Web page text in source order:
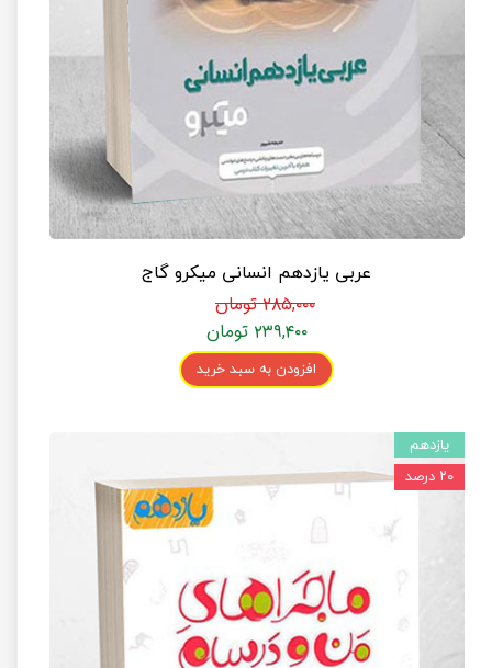
عربی یازدهم انسانی میکرو گاج
۲۸۵,۰۰۰ تومان
۲۳۹,۴۰۰ تومان
افزودن به سبد خرید
یازدهم
۲۰ درصد